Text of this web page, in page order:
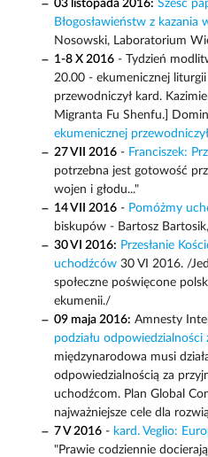
03 listopada 2016: Sześć
Błogosławieństw z kazania
Nosowski, Laboratorium
1-8 X 2016- Tydzień
20.00 - ekumenicznej
przewodniczył kard.
Migranta Fu Shenfu.]
ekumenicznej
27 VII 2016- Franciszek:
potrzebna jest gotowość
wojen i głodu..."
14 VII 2016- Pomóżmy
biskupów - Bartosz Bartosik,
30 VI 2016: Przesłanie
uchodźców30 VI 2016. /
społeczne poświęcone
ekumenii./
09 maja 2016: Amnesty
podziału
międzynarodowa musi
odpowiedzialnością za
uchodźcom. Plan Global
najważniejsze cele dla
7 V 2016- kard. Veglio:
"Prawie codziennie